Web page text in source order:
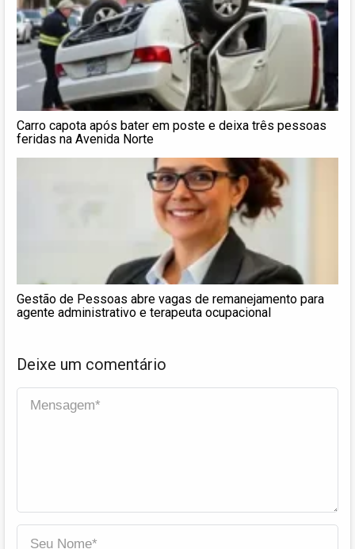
Carro capota após bater em poste e deixa três pessoas
feridas na Avenida Norte
Gestão de Pessoas abre vagas de remanejamento para
agente administrativo e terapeuta ocupacional
Deixe um comentário